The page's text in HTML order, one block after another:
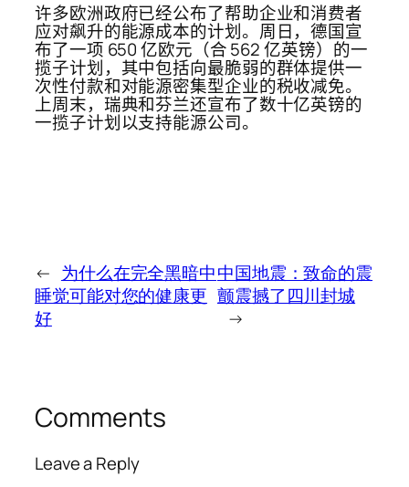
许多欧洲政府已经公布了帮助企业和消费者
应对飙升的能源成本的计划。周日，德国宣
布了一项 650 亿欧元（合 562 亿英镑）的一
揽子计划，其中包括向最脆弱的群体提供一
次性付款和对能源密集型企业的税收减免。
上周末，瑞典和芬兰还宣布了数十亿英镑的
一揽子计划以支持能源公司。
← 为什么在完全黑暗中
睡觉可能对您的健康更
好
中国地震：致命的震
颤震撼了四川封城
→
Comments
Leave a Reply